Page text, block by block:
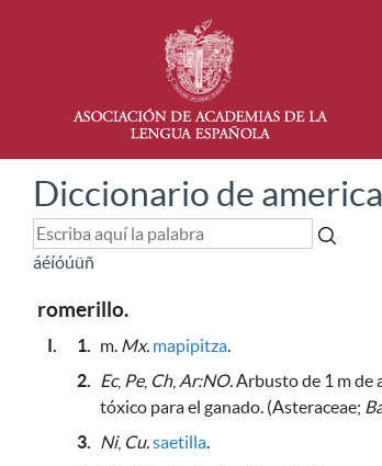
Diccionario de
áéíóúüñ
romerillo.
I. 1. m. Mx. mapipitza.
2. Ec, Pe, Ch, Ar:NO.Arbusto de 1 m de
tóxico para el ganado. (Asteraceae;
3. Ni, Cu.saetilla.